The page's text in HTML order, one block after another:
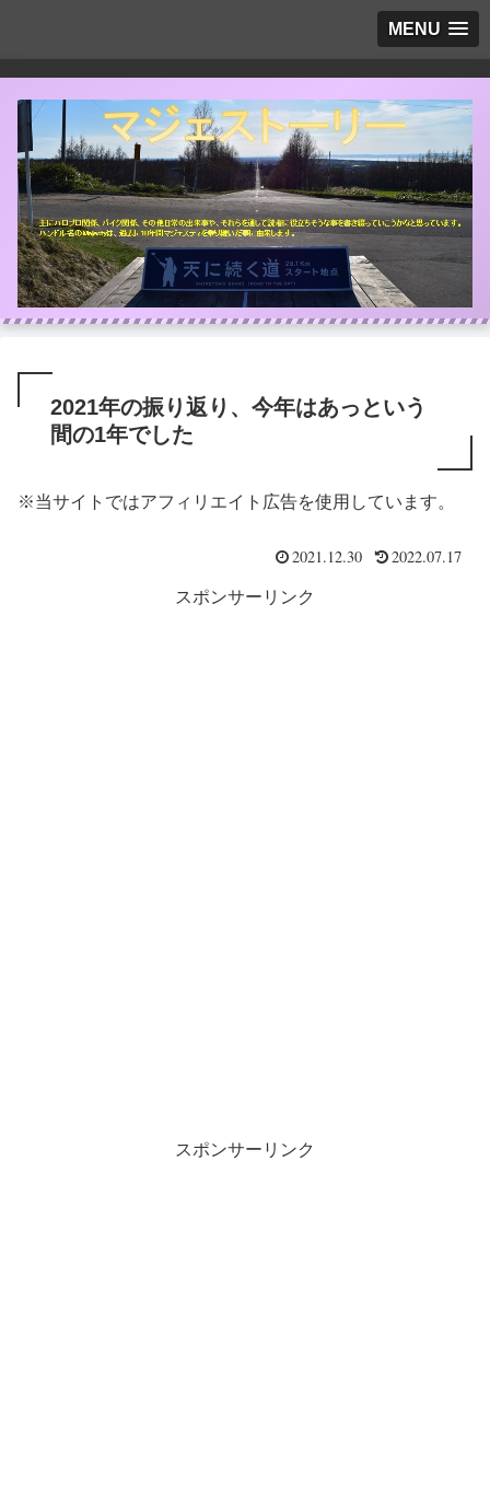
MENU
2021年の振り返り、今年はあっという
間の1年でした
※当サイトではアフィリエイト広告を使用しています。
2021.12.30 2022.07.17
スポンサーリンク
スポンサーリンク